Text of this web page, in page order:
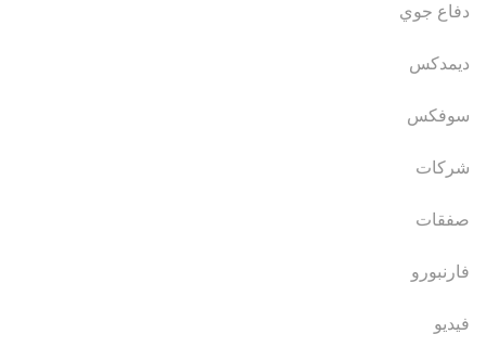
دفاع جوي
ديمدكس
سوفكس
شركات
صفقات
فارنبورو
فيديو